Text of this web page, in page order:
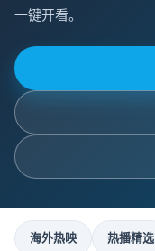
一键开看。
海外热映 热播精选